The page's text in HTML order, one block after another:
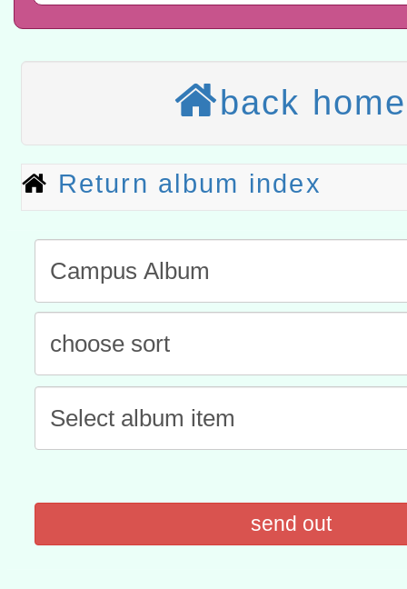
北場」計畫
班」招生簡章及EDM
共融平台-教案暨教學示範
教育部國民及學前教育署
擴大為「滿6個月以上尚
措施，延長至115年9月28
研究院辦理「115年表揚
位及節水達人選拔活動」
115年8月22日(星期六)辦
市孔廟祈福系列活動—儒
航」
2026年桃園地景藝術節教
「2026桃園藝術巡演」活
轉知教育部國民及學前教
灣師範大學辦理「114至
進學校輔導計畫師資專業
計畫
函轉國家教育研究院中心
民族教育政策研討會「原
趨勢與發展」
轉知教育部國民及學前教
政府教育局辦理「115年
函轉國立臺灣師範大學辦
COVID-19疫苗接種計畫
back home
Return album index
send out